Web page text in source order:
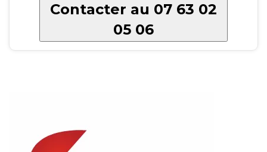
Contacter au 07 63 02
05 06